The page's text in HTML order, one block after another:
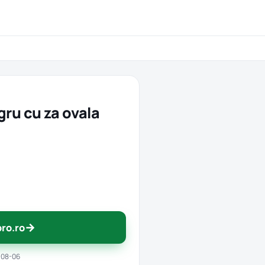
cu za ovala
→
06